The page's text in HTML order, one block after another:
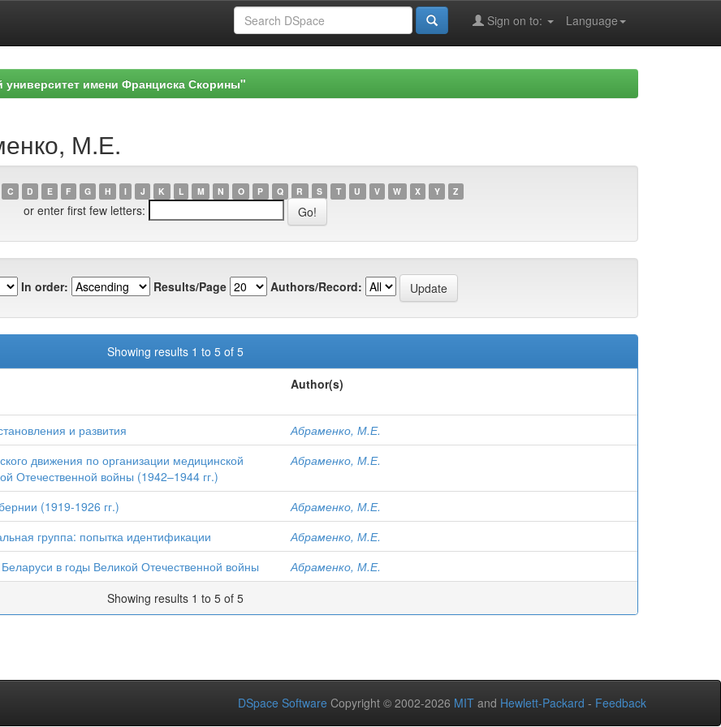
Language
Sign on to:
имени Франциска Скорины"
М.Е.
C D E F G H I J K L M N O P Q R S T U V W X Y Z
or enter first few letters:
In order: Results/Page Authors/Record:
Showing results 1 to 5 of 5
Author(s)
и развития
Абраменко, М.Е.
движения по организации медицинской
Отечественной войны (1942–1944 гг.)
Абраменко, М.Е.
(1919-1926 гг.)
Абраменко, М.Е.
группа: попытка идентификации
Абраменко, М.Е.
в годы Великой Отечественной войны
Абраменко, М.Е.
Showing results 1 to 5 of 5
DSpace Software Copyright © 2002-2026 MIT and Hewlett-Packard - Feedback